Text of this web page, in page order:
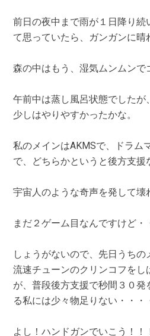
前日の夜中まで雨が１日降り続
て思っていたら、ガンガンに晴
森の中はもう、湿気ムンムンで
午前中は蒸し風呂状態でしたが
少しはやりやすかったかな。
私のメインはAKMSで、ドラム
で、どちらかというと後方支援
宇宙人のような奇声を発して壊
まだ２ゲーム目なんですけど・
しょうがないので、先日うち
流速チューンのクリンコフをし
が、普段後方支援で秒間３０
る私には少々物足りない・・・
よし！ハンドガンでいこう！！